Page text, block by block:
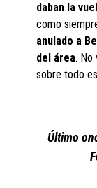
daban la
como
anulado a
del área. No
sobre todo
Último